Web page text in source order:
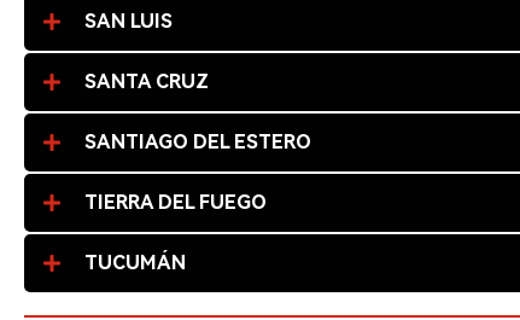
SAN LUIS
SANTA CRUZ
SANTIAGO DEL ESTERO
TIERRA DEL FUEGO
TUCUMÁN